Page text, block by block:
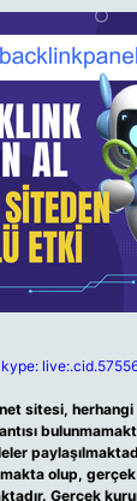
sitesi,
olup,
Gerçek